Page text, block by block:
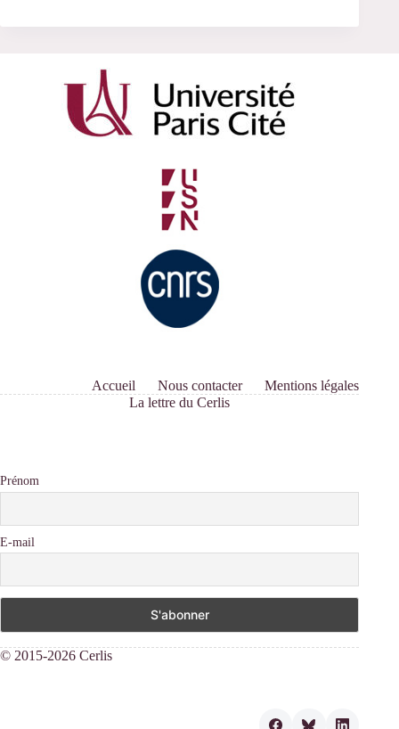
Accueil Nous contacter
Mentions légales
La lettre du Cerlis
Prénom
E-mail
© 2015-2026 Cerlis